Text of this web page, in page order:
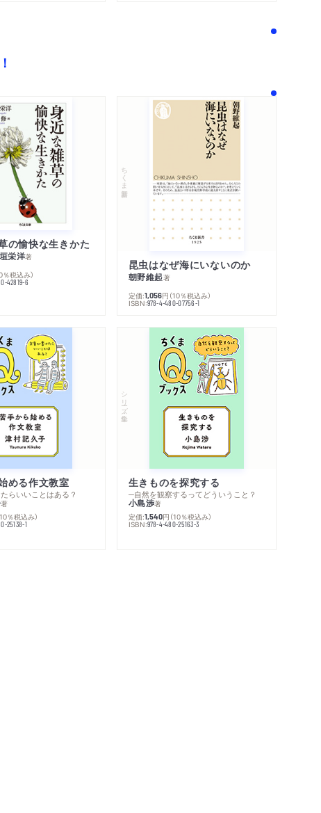
の愉快な生きかた
栄洋著
％税込み）
42819-6
ちくま新書
昆虫はなぜ海にいないのか
朝野維起著
定価:1,056円 （10％税込み）
ISBN:978-4-480-07756-1
める作文教室
らいいことはある？
著
10％税込み）
25138-1
シリーズ・全集
生きものを探究する
─自然を観察するってどういうこと？
小島渉著
定価:1,540円 （10％税込み）
ISBN:978-4-480-25163-3